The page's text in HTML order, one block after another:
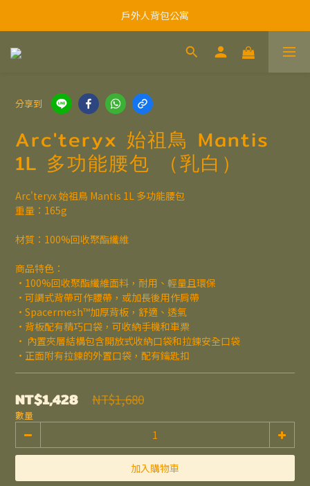
戶外人背包公寓
分享到
Arc'teryx 始祖鳥 Mantis
1L 多功能腰包 （乳白）
Arc'teryx 始祖鳥 Mantis 1L 多功能腰包
重量：165g
材質：100%回收聚酯纖維
商品特色：
•100%回收聚酯纖維面料，耐用、輕量且環保
•可調式背帶可作腰帶，或加長後用作肩帶
•Spacermesh™加厚背板，舒適、透氣
•背板配有精巧口袋，可收納手機和車票
• 內置夾層結構包含開放式收納口袋和拉鍊安全口袋
•正面附有拉鍊的外置口袋，配有鑰匙扣
NT$1,428 NT$1,680
數量
加入購物車